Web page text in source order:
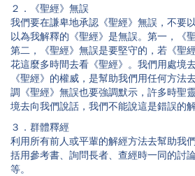
２．《聖經》無誤
我們要在謙卑地承認《聖經》無誤，不要
以為我解釋的《聖經》是無誤。第一，《
第二，《聖經》無誤是要堅守的，若《聖
花這麼多時間去看《聖經》。我們用處境
《聖經》的權威，是幫助我們用任何方法
調《聖經》無誤也要強調默示，許多時聖
境去向我們說話，我們不能說這是錯誤的解
３．群體釋經
利用所有前人或平輩的解經方法去幫助我
括用參考書、詢問長者、查經時一同的討
等。